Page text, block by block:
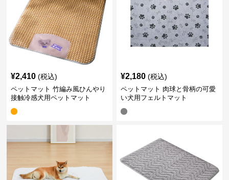
¥2,410 (税込)
ペットマット 竹編み風ひんやり
接触冷感犬用ペットマット
¥2,180 (税込)
ペットマット 肉球と骨柄の可愛
い犬用フェルトマット